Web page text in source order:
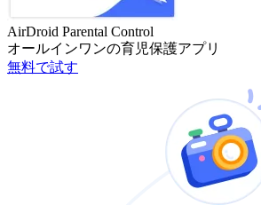
AirDroid Parental Control
オールインワンの育児保護アプリ
無料で試す